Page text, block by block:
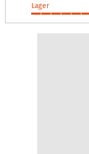
Lager
34%